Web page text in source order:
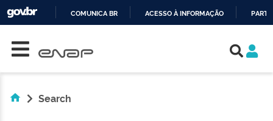
COMUNICA BR ACESSO À INFORMAÇÃO
Search